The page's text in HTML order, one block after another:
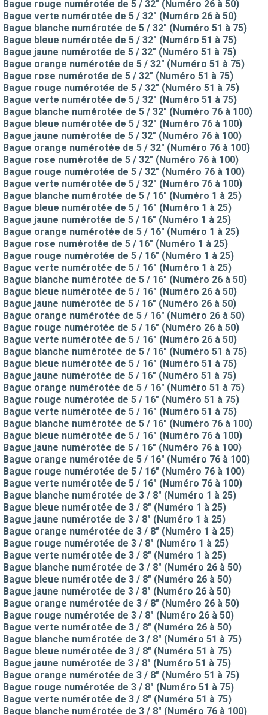
Bague rouge numérotée de 5 / 32" (Numéro 26 à 50)
Bague verte numérotée de 5 / 32" (Numéro 26 à 50)
Bague blanche numérotée de 5 / 32" (Numéro 51 à 75)
Bague bleue numérotée de 5 / 32" (Numéro 51 à 75)
Bague jaune numérotée de 5 / 32" (Numéro 51 à 75)
Bague orange numérotée de 5 / 32" (Numéro 51 à 75)
Bague rose numérotée de 5 / 32" (Numéro 51 à 75)
Bague rouge numérotée de 5 / 32" (Numéro 51 à 75)
Bague verte numérotée de 5 / 32" (Numéro 51 à 75)
Bague blanche numérotée de 5 / 32" (Numéro 76 à 100)
Bague bleue numérotée de 5 / 32" (Numéro 76 à 100)
Bague jaune numérotée de 5 / 32" (Numéro 76 à 100)
Bague orange numérotée de 5 / 32" (Numéro 76 à 100)
Bague rose numérotée de 5 / 32" (Numéro 76 à 100)
Bague rouge numérotée de 5 / 32" (Numéro 76 à 100)
Bague verte numérotée de 5 / 32" (Numéro 76 à 100)
Bague blanche numérotée de 5 / 16" (Numéro 1 à 25)
Bague bleue numérotée de 5 / 16" (Numéro 1 à 25)
Bague jaune numérotée de 5 / 16" (Numéro 1 à 25)
Bague orange numérotée de 5 / 16" (Numéro 1 à 25)
Bague rose numérotée de 5 / 16" (Numéro 1 à 25)
Bague rouge numérotée de 5 / 16" (Numéro 1 à 25)
Bague verte numérotée de 5 / 16" (Numéro 1 à 25)
Bague blanche numérotée de 5 / 16" (Numéro 26 à 50)
Bague bleue numérotée de 5 / 16" (Numéro 26 à 50)
Bague jaune numérotée de 5 / 16" (Numéro 26 à 50)
Bague orange numérotée de 5 / 16" (Numéro 26 à 50)
Bague rouge numérotée de 5 / 16" (Numéro 26 à 50)
Bague verte numérotée de 5 / 16" (Numéro 26 à 50)
Bague blanche numérotée de 5 / 16" (Numéro 51 à 75)
Bague bleue numérotée de 5 / 16" (Numéro 51 à 75)
Bague jaune numérotée de 5 / 16" (Numéro 51 à 75)
Bague orange numérotée de 5 / 16" (Numéro 51 à 75)
Bague rouge numérotée de 5 / 16" (Numéro 51 à 75)
Bague verte numérotée de 5 / 16" (Numéro 51 à 75)
Bague blanche numérotée de 5 / 16" (Numéro 76 à 100)
Bague bleue numérotée de 5 / 16" (Numéro 76 à 100)
Bague jaune numérotée de 5 / 16" (Numéro 76 à 100)
Bague orange numérotée de 5 / 16" (Numéro 76 à 100)
Bague rouge numérotée de 5 / 16" (Numéro 76 à 100)
Bague verte numérotée de 5 / 16" (Numéro 76 à 100)
Bague blanche numérotée de 3 / 8" (Numéro 1 à 25)
Bague bleue numérotée de 3 / 8" (Numéro 1 à 25)
Bague jaune numérotée de 3 / 8" (Numéro 1 à 25)
Bague orange numérotée de 3 / 8" (Numéro 1 à 25)
Bague rouge numérotée de 3 / 8" (Numéro 1 à 25)
Bague verte numérotée de 3 / 8" (Numéro 1 à 25)
Bague blanche numérotée de 3 / 8" (Numéro 26 à 50)
Bague bleue numérotée de 3 / 8" (Numéro 26 à 50)
Bague jaune numérotée de 3 / 8" (Numéro 26 à 50)
Bague orange numérotée de 3 / 8" (Numéro 26 à 50)
Bague rouge numérotée de 3 / 8" (Numéro 26 à 50)
Bague verte numérotée de 3 / 8" (Numéro 26 à 50)
Bague blanche numérotée de 3 / 8" (Numéro 51 à 75)
Bague bleue numérotée de 3 / 8" (Numéro 51 à 75)
Bague jaune numérotée de 3 / 8" (Numéro 51 à 75)
Bague orange numérotée de 3 / 8" (Numéro 51 à 75)
Bague rouge numérotée de 3 / 8" (Numéro 51 à 75)
Bague verte numérotée de 3 / 8" (Numéro 51 à 75)
Bague blanche numérotée de 3 / 8" (Numéro 76 à 100)